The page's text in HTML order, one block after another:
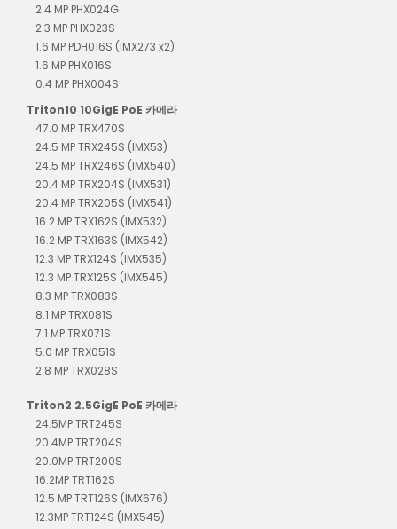
2.4 MP PHX024G
2.3 MP PHX023S
1.6 MP PDH016S (IMX273 x2)
1.6 MP PHX016S
0.4 MP PHX004S
Triton10 10GigE PoE 카메라
47.0 MP TRX470S
24.5 MP TRX245S (IMX53)
24.5 MP TRX246S (IMX540)
20.4 MP TRX204S (IMX531)
20.4 MP TRX205S (IMX541)
16.2 MP TRX162S (IMX532)
16.2 MP TRX163S (IMX542)
12.3 MP TRX124S (IMX535)
12.3 MP TRX125S (IMX545)
8.3 MP TRX083S
8.1 MP TRX081S
7.1 MP TRX071S
5.0 MP TRX051S
2.8 MP TRX028S
Triton2 2.5GigE PoE 카메라
24.5MP TRT245S
20.4MP TRT204S
20.0MP TRT200S
16.2MP TRT162S
12.5 MP TRT126S (IMX676)
12.3MP TRT124S (IMX545)